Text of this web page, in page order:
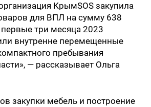
КрымSOS закупила
для ВПЛ на сумму 638
три месяца 2023
внутренне перемещенные
пребывания
— рассказывает Ольга
закупки мебель и построение